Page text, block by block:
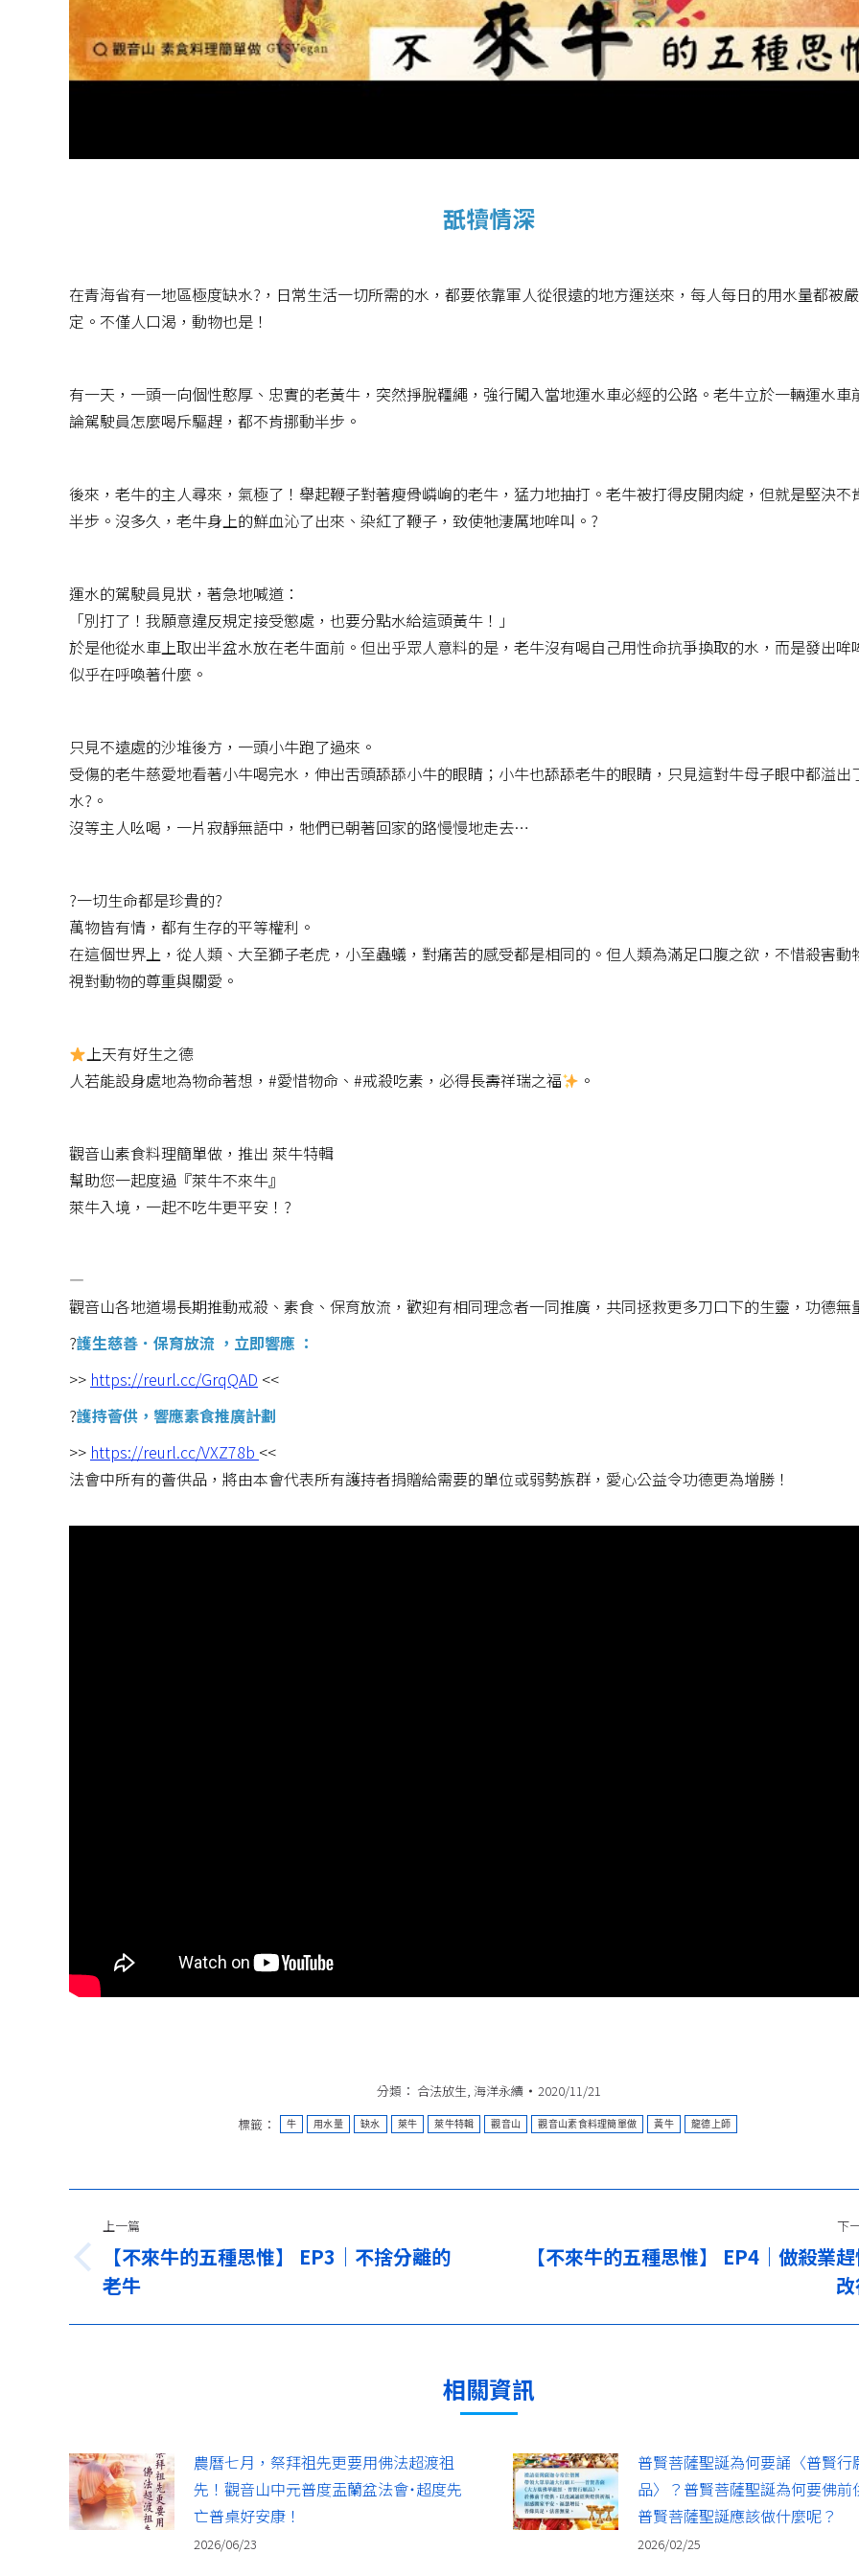
舐犢情深
在青海省有一地區極度缺水?，日常生活一切所需的水，都要依靠軍人從很遠的地方運送來，每人每日的用水量都被
定。不僅人口渴，動物也是！
有一天，一頭一向個性憨厚、忠實的老黃牛，突然掙脫韁繩，強行闖入當地運水車必經的公路。老牛立於一輛運水車
論駕駛員怎麼喝斥驅趕，都不肯挪動半步。
後來，老牛的主人尋來，氣極了！舉起鞭子對著瘦骨嶙峋的老牛，猛力地抽打。老牛被打得皮開肉綻，但就是堅決不
半步。沒多久，老牛身上的鮮血沁了出來、染紅了鞭子，致使牠淒厲地哞叫。?
運水的駕駛員見狀，著急地喊道：
「別打了！我願意違反規定接受懲處，也要分點水給這頭黃牛！」
於是他從水車上取出半盆水放在老牛面前。但出乎眾人意料的是，老牛沒有喝自己用性命抗爭換取的水，而是發出哞
似乎在呼喚著什麼。
只見不遠處的沙堆後方，一頭小牛跑了過來。
受傷的老牛慈愛地看著小牛喝完水，伸出舌頭舔舔小牛的眼睛；小牛也舔舔老牛的眼睛，只見這對牛母子眼中都溢出
水?。
沒等主人吆喝，一片寂靜無語中，牠們已朝著回家的路慢慢地走去…
?一切生命都是珍貴的?
萬物皆有情，都有生存的平等權利。
在這個世界上，從人類、大至獅子老虎，小至蟲蟻，對痛苦的感受都是相同的。但人類為滿足口腹之欲，不惜殺害動
視對動物的尊重與關愛。
上天有好生之德
人若能設身處地為物命著想，#愛惜物命、#戒殺吃素，必得長壽祥瑞之福
。
觀音山素食料理簡單做，推出 萊牛特輯
幫助您一起度過『萊牛不來牛』
萊牛入境，一起不吃牛更平安！?
—
觀音山各地道場長期推動戒殺、素食、保育放流，歡迎有相同理念者一同推廣，共同拯救更多刀口下的生靈，功德無
?️護生慈善．保育放流 ，立即響應 ：
>> https://reurl.cc/GrqQAD <<
?護持薈供，響應素食推廣計劃
>> https://reurl.cc/VXZ78b <<
法會中所有的薈供品，將由本會代表所有護持者捐贈給需要的單位或弱勢族群，愛心公益令功德更為增勝！
分類： 合法放生, 海洋永續
2020/11/21
標籤：
牛 用水量 缺水 萊牛 萊牛特輯 觀音山 觀音山素食料理簡單做 黃牛 龍德上師
章
航
上一篇
上
一
篇：
【不來牛的五種思惟】 EP3｜不捨分離的
老牛
下
篇：
【不來牛的五種思惟】 EP4｜做殺業
相關資訊
農曆七月，祭拜祖先更要用佛法超渡祖
先！觀音山中元普度盂蘭盆法會˙超度先
亡普桌好安康！
2026/06/23
普賢菩薩聖誕為何要誦〈普賢行
品〉？普賢菩薩聖誕為何要佛前
普賢菩薩聖誕應該做什麼呢？
2026/02/25